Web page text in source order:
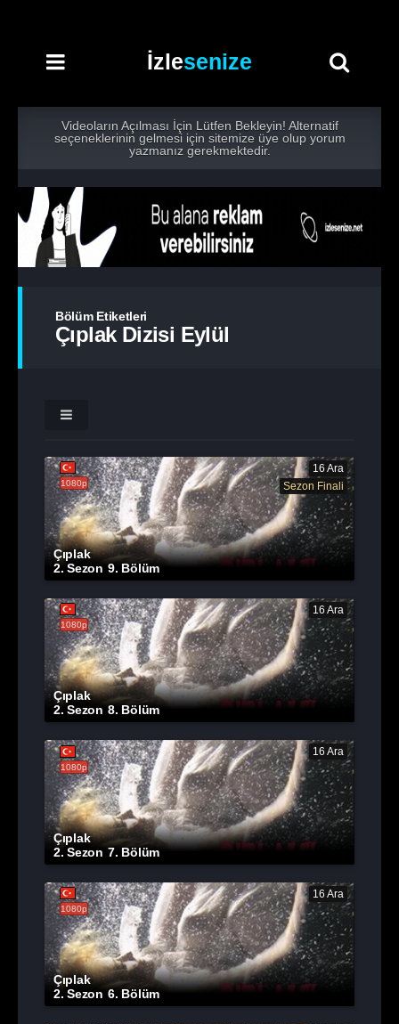
İzlesenize
Videoların Açılması İçin Lütfen Bekleyin! Alternatif
seçeneklerinin gelmesi için sitemize üye olup yorum
yazmanız gerekmektedir.
Bölüm Etiketleri
Çıplak Dizisi Eylül
1080p Sezon Finali
16 Ara
Çıplak
2. Sezon 9. Bölüm
1080p
16 Ara
Çıplak
2. Sezon 8. Bölüm
1080p
16 Ara
Çıplak
2. Sezon 7. Bölüm
1080p
16 Ara
Çıplak
2. Sezon 6. Bölüm